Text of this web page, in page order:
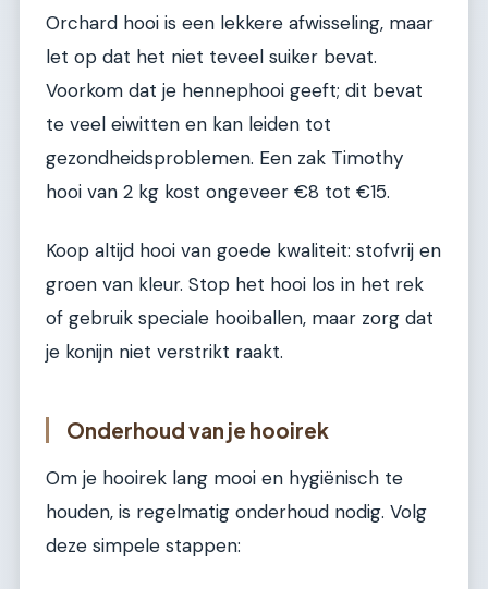
Orchard hooi is een lekkere afwisseling, maar
let op dat het niet teveel suiker bevat.
Voorkom dat je hennephooi geeft; dit bevat
te veel eiwitten en kan leiden tot
gezondheidsproblemen. Een zak Timothy
hooi van 2 kg kost ongeveer €8 tot €15.
Koop altijd hooi van goede kwaliteit: stofvrij en
groen van kleur. Stop het hooi los in het rek
of gebruik speciale hooiballen, maar zorg dat
je konijn niet verstrikt raakt.
Onderhoud van je hooirek
Om je hooirek lang mooi en hygiënisch te
houden, is regelmatig onderhoud nodig. Volg
deze simpele stappen: